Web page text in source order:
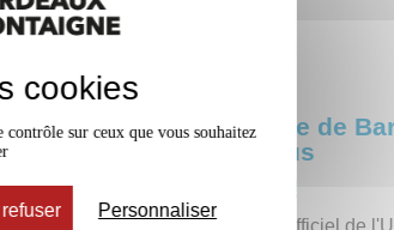
en plein air- Plaine de
Campus du Crous
que vous voulez voir !
cookies
sur ceux que vous souhaitez
Personnaliser